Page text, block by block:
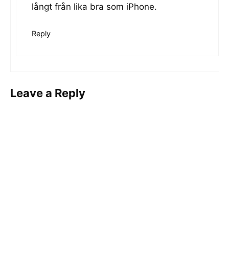
långt från lika bra som iPhone.
Reply
Leave a Reply